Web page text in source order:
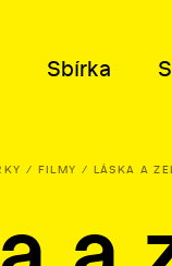
Sbírka
FILMY LÁSKA A